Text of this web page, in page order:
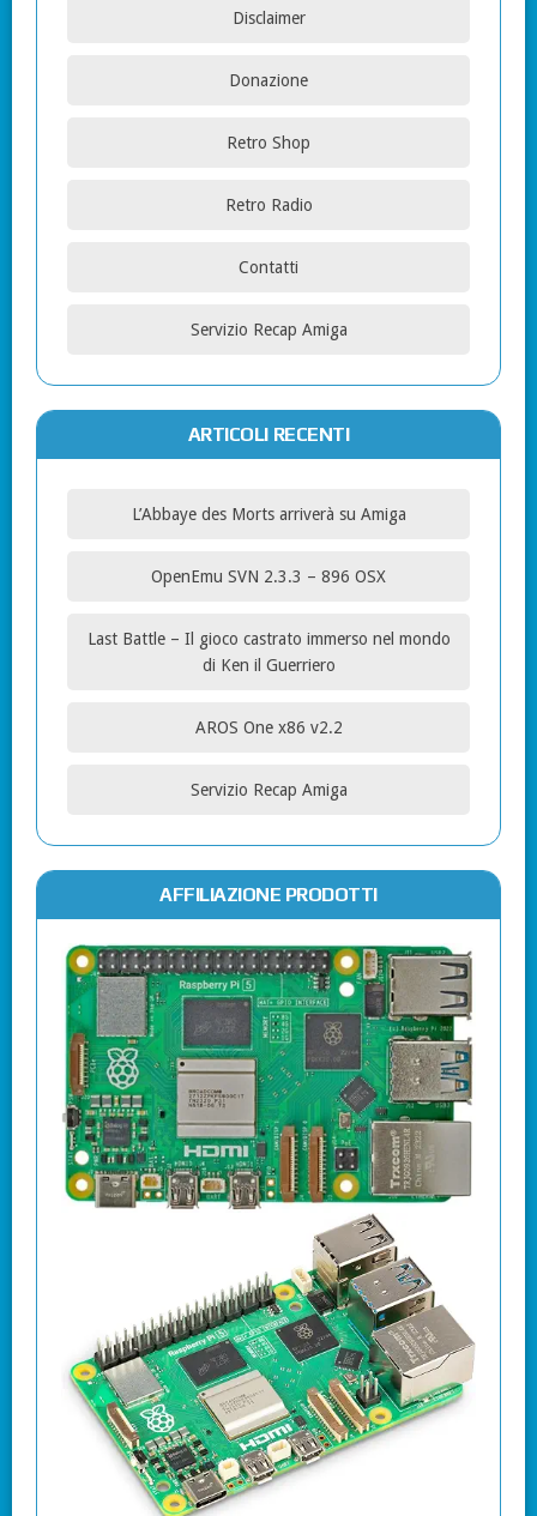
Disclaimer
Donazione
Retro Shop
Retro Radio
Contatti
Servizio Recap Amiga
ARTICOLI RECENTI
L’Abbaye des Morts arriverà su Amiga
OpenEmu SVN 2.3.3 – 896 OSX
Last Battle – Il gioco castrato immerso nel mondo
di Ken il Guerriero
AROS One x86 v2.2
Servizio Recap Amiga
AFFILIAZIONE PRODOTTI